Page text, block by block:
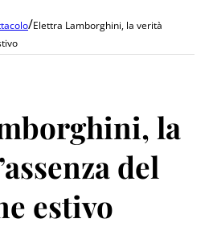
/Elettra Lamborghini, la verità
la
del
estivo